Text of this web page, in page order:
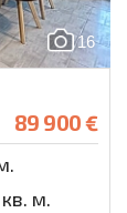
16
89 900 €
м.